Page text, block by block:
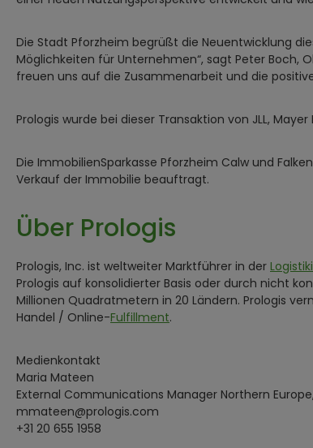
Die Stadt Pforzheim begrüßt die Neuentwicklung
Möglichkeiten für Unternehmen“, sagt Peter Boch,
freuen uns auf die Zusammenarbeit und die
Prologis wurde bei dieser Transaktion von JLL,
Die ImmobilienSparkasse Pforzheim Calw und
Verkauf der Immobilie beauftragt.
Über Prologis
Prologis, Inc. ist weltweiter Marktführer in der
Prologis auf konsolidierter Basis oder durch nicht
Millionen Quadratmetern in 20 Ländern. Prologis
Handel / Online-Fulfillment.
Medienkontakt
Maria Mateen
External Communications Manager Northern
mmateen@prologis.com
+31 20 655 1958